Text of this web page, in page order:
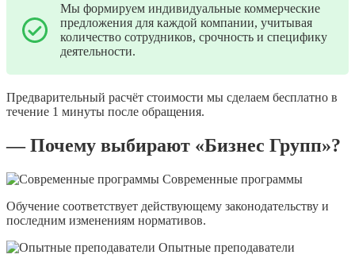
Мы формируем индивидуальные коммерческие
предложения для каждой компании, учитывая
количество сотрудников, срочность и специфику
деятельности.
Предварительный расчёт стоимости мы сделаем бесплатно в
течение 1 минуты после обращения.
— Почему выбирают «Бизнес Групп»?
Современные программы
Обучение соответствует действующему законодательству и
последним изменениям нормативов.
Опытные преподаватели